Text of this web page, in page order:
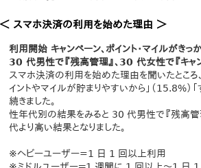
＜ スマホ決済の利用を始めた理由 ＞
利用開始 キャンペーン、ポイント・マイルがきっ
30 代男性で『残高管理』、30 代女性で『キャ
スマホ決済の利用を始めた理由を聞いたところ、
イントやマイルが貯まりやすいから」（15.8%）
続きました。
性年代別の結果をみると 30 代男性で『残高管
代より高い結果となりました。
※ヘビーユーザー=1 日 1 回以上利用